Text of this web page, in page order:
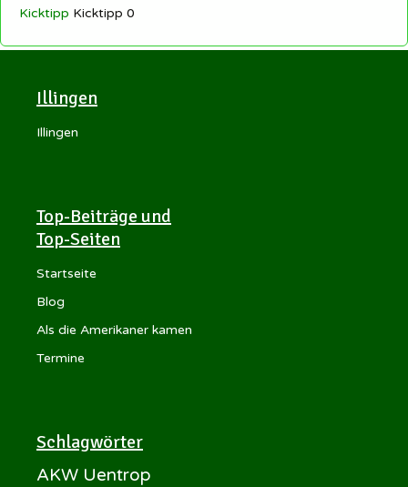
Kicktipp Kicktipp 0
Illingen
Illingen
Top-Beiträge und
Top-Seiten
Startseite
Blog
Als die Amerikaner kamen
Termine
Schlagwörter
AKW Uentrop